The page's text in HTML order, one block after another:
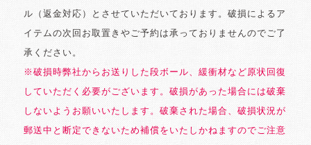
ル（返金対応）とさせていただいております。破損によるア
イテムの次回お取置きやご予約は承っておりませんのでご了
承ください。
※破損時弊社からお送りした段ボール、緩衝材など原状回復
していただく必要がございます。破損があった場合には破棄
しないようお願いいたします。破棄された場合、破損状況が
郵送中と断定できないため補償をいたしかねますのでご注意